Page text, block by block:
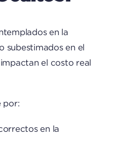
en la
subestimados en el
el costo real
por:
en la